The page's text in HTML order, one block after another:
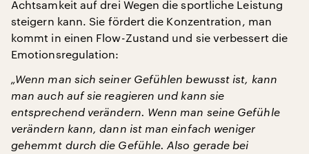
Achtsamkeit auf drei Wegen die sportliche Leistung
steigern kann. Sie fördert die Konzentration, man
kommt in einen Flow-Zustand und sie verbessert die
Emotionsregulation:
„Wenn man sich seiner Gefühlen bewusst ist, kann
man auch auf sie reagieren und kann sie
entsprechend verändern. Wenn man seine Gefühle
verändern kann, dann ist man einfach weniger
gehemmt durch die Gefühle. Also gerade bei